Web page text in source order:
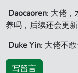
Daocaoren: 大佬，
养吗，后续还会更
Duke Yin: 大佬不
写留言